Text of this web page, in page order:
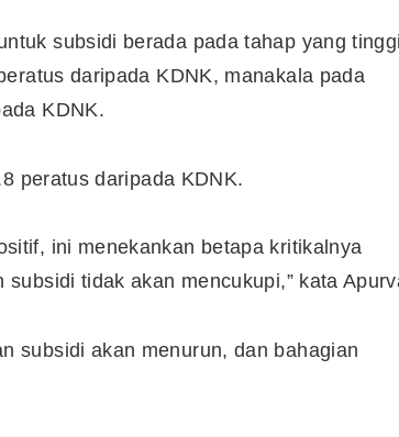
subsidi berada pada tahap yang
daripada KDNK, manakala pada
KDNK.
peratus daripada KDNK.
ini menekankan betapa kritikalnya
tidak akan mencukupi,” kata
subsidi akan menurun, dan bahagian